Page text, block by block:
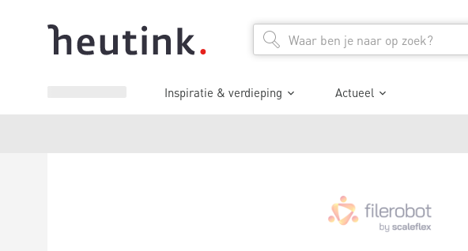
Inspiratie & verdieping Actueel